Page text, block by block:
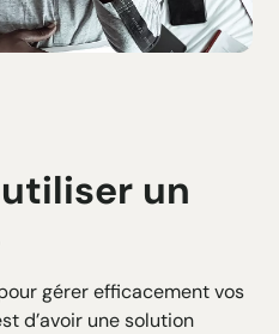
utiliser un
gérer efficacement vos
d’avoir une solution